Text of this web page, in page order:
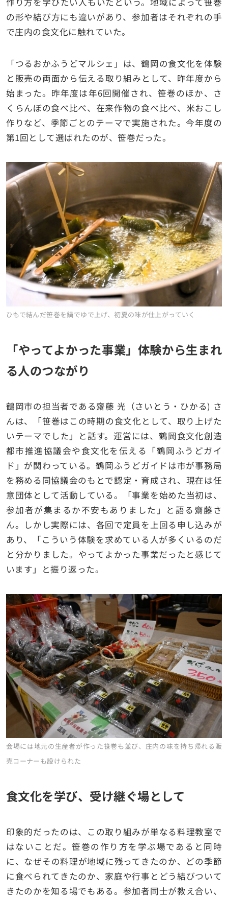
の形や結び方にも違いがあり、参加者はそれぞれの手
で庄内の食文化に触れていた。
「つるおかふうどマルシェ」は、鶴岡の食文化を体験
と販売の両面から伝える取り組みとして、昨年度から
始まった。昨年度は年6回開催され、笹巻のほか、さ
くらんぼの食べ比べ、在来作物の食べ比べ、米おこし
作りなど、季節ごとのテーマで実施された。今年度の
第1回として選ばれたのが、笹巻だった。
ひもで結んだ笹巻を鍋でゆで上げ、初夏の味が仕上がっていく
「やってよかった事業」体験から生まれ
る人のつながり
鶴岡市の担当者である齋藤 光（さいとう・ひかる) さ
んは、「笹巻はこの時期の食文化として、取り上げた
いテーマでした」と話す。運営には、鶴岡食文化創造
都市推進協議会や食文化を伝える「鶴岡ふうどガイ
ド」が関わっている。鶴岡ふうどガイドは市が事務局
を務める同協議会のもとで認定・育成され、現在は任
意団体として活動している。「事業を始めた当初は、
参加者が集まるか不安もありました」と語る齋藤さ
ん。しかし実際には、各回で定員を上回る申し込みが
あり、「こういう体験を求めている人が多くいるのだ
と分かりました。やってよかった事業だったと感じて
います」と振り返った。
会場には地元の生産者が作った笹巻も並び、庄内の味を持ち帰れる販
売コーナーも設けられた
食文化を学び、受け継ぐ場として
印象的だったのは、この取り組みが単なる料理教室で
はないことだ。笹巻の作り方を学ぶ場であると同時
に、なぜその料理が地域に残ってきたのか、どの季節
に食べられてきたのか、家庭や行事とどう結びついて
きたのかを知る場でもある。参加者同士が教え合い、